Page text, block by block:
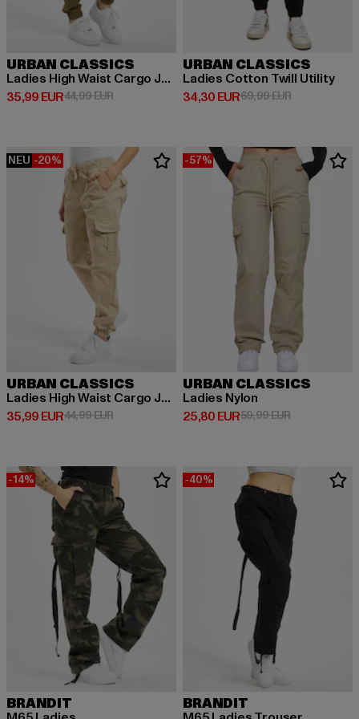
URBAN CLASSICS
Ladies High Waist Cargo Jogging
35,99 EUR
Derzeitiger Preis: 35,99 EUR
44,99 EURAktionspreis: 44,99 EUR
URBAN CLASSICS
Ladies Cotton Twill Utility
34,30 EUR
Derzeitiger Preis: 34,30 EUR
69,99 EURAktionspreis:
NEU -20%
URBAN CLASSICS
Ladies High Waist Cargo Jogging
35,99 EUR
Derzeitiger Preis: 35,99 EUR
44,99 EURAktionspreis: 44,99 EUR
-57%
URBAN CLASSICS
Ladies Nylon
25,80 EUR
Derzeitiger Preis: 25,80 EUR
59,99 EURAktionspreis:
-14%
BRANDIT
-40%
BRANDIT